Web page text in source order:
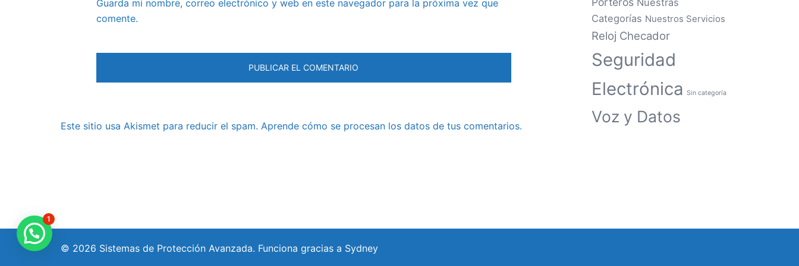
Guarda mi nombre, correo electrónico y web en este navegador para la próxima vez que
comente.
Este sitio usa Akismet para reducir el spam. Aprende cómo se procesan los datos de tus comentarios.
Nuestras
Categorías Nuestros Servicios
Reloj Checador
Seguridad
Electrónica Sin categoría
Voz y Datos
© 2026 Sistemas de Protección Avanzada. Funciona gracias a Sydney
1